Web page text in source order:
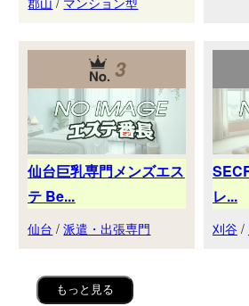
3
仙台巨乳専門メンズエス
テ Be...
仙台 /派遣・出張専門
レ...
刈谷 /
もっと見る